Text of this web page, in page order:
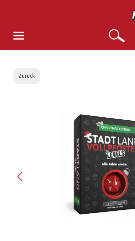
Zurück
Bildergalerie überspringen